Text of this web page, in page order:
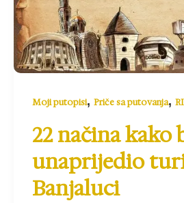
Moji putopisi, Priče sa putovanja,
22 načina kako
unaprijedio
Banjaluci